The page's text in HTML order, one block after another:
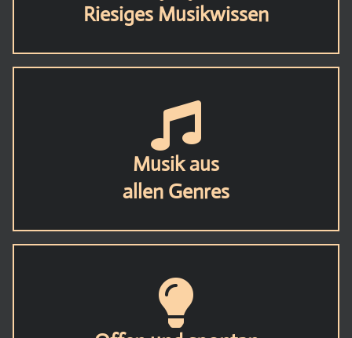
Riesiges Musikwissen
Musik aus
allen Genres